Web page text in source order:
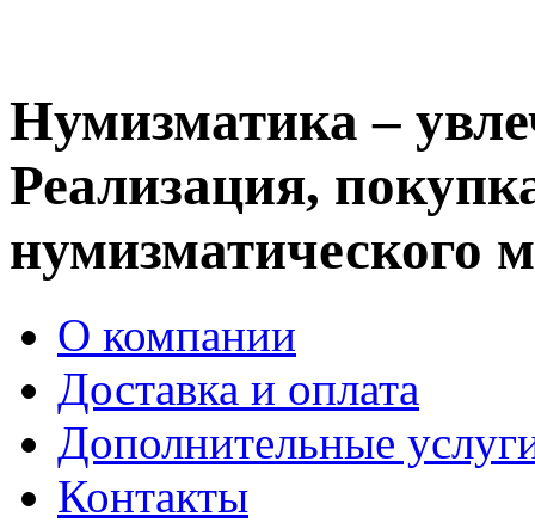
Нумизматика –
Реализация,
нумизматического
О компании
Доставка и оплата
Дополнительные
Контакты